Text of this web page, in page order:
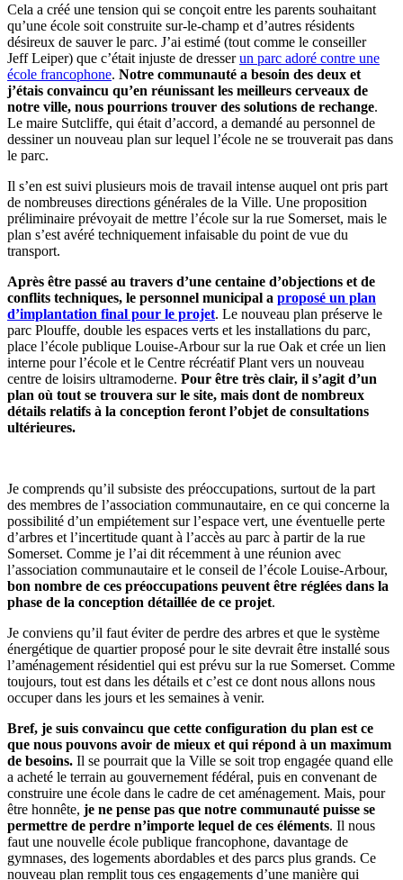
Cela a créé une tension qui se conçoit entre les parents souhaitant
qu’une école soit construite sur-le-champ et d’autres résidents
désireux de sauver le parc. J’ai estimé (tout comme le conseiller
Jeff Leiper) que c’était injuste de dresserun parc adoré contre une
école francophone. Notre communauté a besoin des deux et
j’étais convaincu qu’en réunissant les meilleurs cerveaux de
notre ville, nous pourrions trouver des solutions de rechange.
Le maire Sutcliffe, qui était d’accord, a demandé au personnel de
dessiner un nouveau plan sur lequel l’école ne se trouverait pas dans
le parc.
Il s’en est suivi plusieurs mois de travail intense auquel ont pris part
de nombreuses directions générales de la Ville. Une proposition
préliminaire prévoyait de mettre l’école sur la rue Somerset, mais le
plan s’est avéré techniquement infaisable du point de vue du
transport.
Après être passé au travers d’une centaine d’objections et de
conflits techniques, le personnel municipal a proposé un plan
d’implantation final pour le projet. Le nouveau plan préserve le
parc Plouffe, double les espaces verts et les installations du parc,
place l’école publique Louise-Arbour sur la rue Oak et crée un lien
interne pour l’école et le Centre récréatif Plant vers un nouveau
centre de loisirs ultramoderne. Pour être très clair, il s’agit d’un
plan où tout se trouvera sur le site, mais dont de nombreux
détails relatifs à la conception feront l’objet de consultations
ultérieures.
Je comprends qu’il subsiste des préoccupations, surtout de la part
des membres de l’association communautaire, en ce qui concerne la
possibilité d’un empiétement sur l’espace vert, une éventuelle perte
d’arbres et l’incertitude quant à l’accès au parc à partir de la rue
Somerset. Comme je l’ai dit récemment à une réunion avec
l’association communautaire et le conseil de l’école Louise-Arbour,
bon nombre de ces préoccupations peuvent être réglées dans la
phase de la conception détaillée de ce projet.
Je conviens qu’il faut éviter de perdre des arbres et que le système
énergétique de quartier proposé pour le site devrait être installé sous
l’aménagement résidentiel qui est prévu sur la rue Somerset. Comme
toujours, tout est dans les détails et c’est ce dont nous allons nous
occuper dans les jours et les semaines à venir.
Bref, je suis convaincu que cette configuration du plan est ce
que nous pouvons avoir de mieux et qui répond à un maximum
de besoins. Il se pourrait que la Ville se soit trop engagée quand elle
a acheté le terrain au gouvernement fédéral, puis en convenant de
construire une école dans le cadre de cet aménagement. Mais, pour
être honnête, je ne pense pas que notre communauté puisse se
permettre de perdre n’importe lequel de ces éléments. Il nous
faut une nouvelle école publique francophone, davantage de
gymnases, des logements abordables et des parcs plus grands. Ce
nouveau plan remplit tous ces engagements d’une manière qui